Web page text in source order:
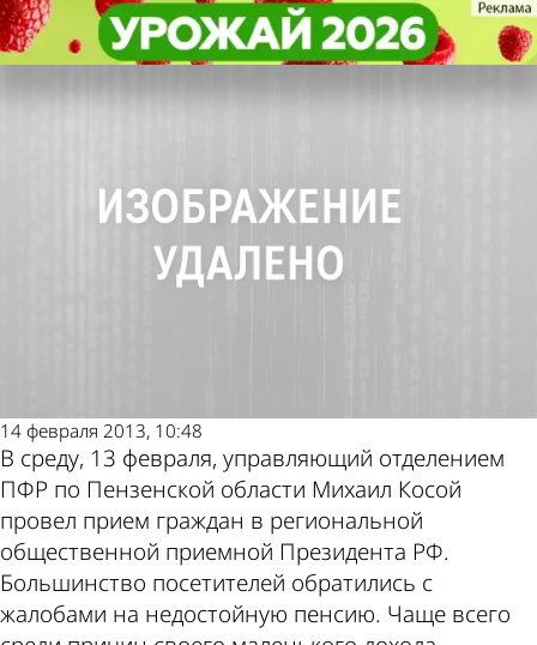
Жители области жалуются на
маленькую пенсию
Общество
14 февраля 2013, 10:48
В среду, 13 февраля, управляющий отделением
ПФР по Пензенской области Михаил Косой
провел прием граждан в региональной
общественной приемной Президента РФ.
Большинство посетителей обратились с
жалобами на недостойную пенсию. Чаще всего
Жители области жалуются на
маленькую пенсию
Общество
Другие новости по
Погода и курсы